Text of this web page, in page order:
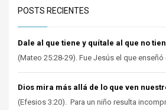
POSTS RECIENTES
Dale al que tiene y quítale al que no
(Mateo 25:28-29). Fue Jesús el que enseñó
Dios mira más allá de lo que ven
(Efesios 3:20). Para un niño resulta